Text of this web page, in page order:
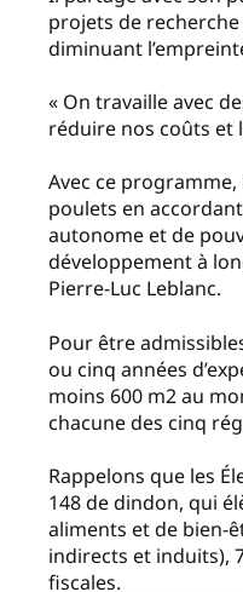
projets de
diminuant
« On travaille avec
réduire nos coûts et
Avec ce
poulets en
autonome et de
développement à
Pierre-Luc Leblanc.
Pour être
ou cinq années
moins 600 m2 au
chacune des cinq
Rappelons que les
148 de dindon, qui
aliments et de bien-
indirects et induits),
fiscales.